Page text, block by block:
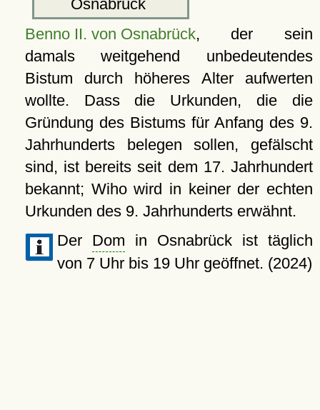
Osnabrück
Benno II. von Osnabrück, der sein
damals weitgehend unbedeutendes
Bistum durch höheres Alter aufwerten
wollte. Dass die Urkunden, die die
Gründung des Bistums für Anfang des 9.
Jahrhunderts belegen sollen, gefälscht
sind, ist bereits seit dem 17. Jahrhundert
bekannt; Wiho wird in keiner der echten
Urkunden des 9. Jahrhunderts erwähnt.
Der Dom in Osnabrück ist täglich
von 7 Uhr bis 19 Uhr geöffnet. (2024)